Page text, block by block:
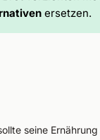
ersetzen.
seine